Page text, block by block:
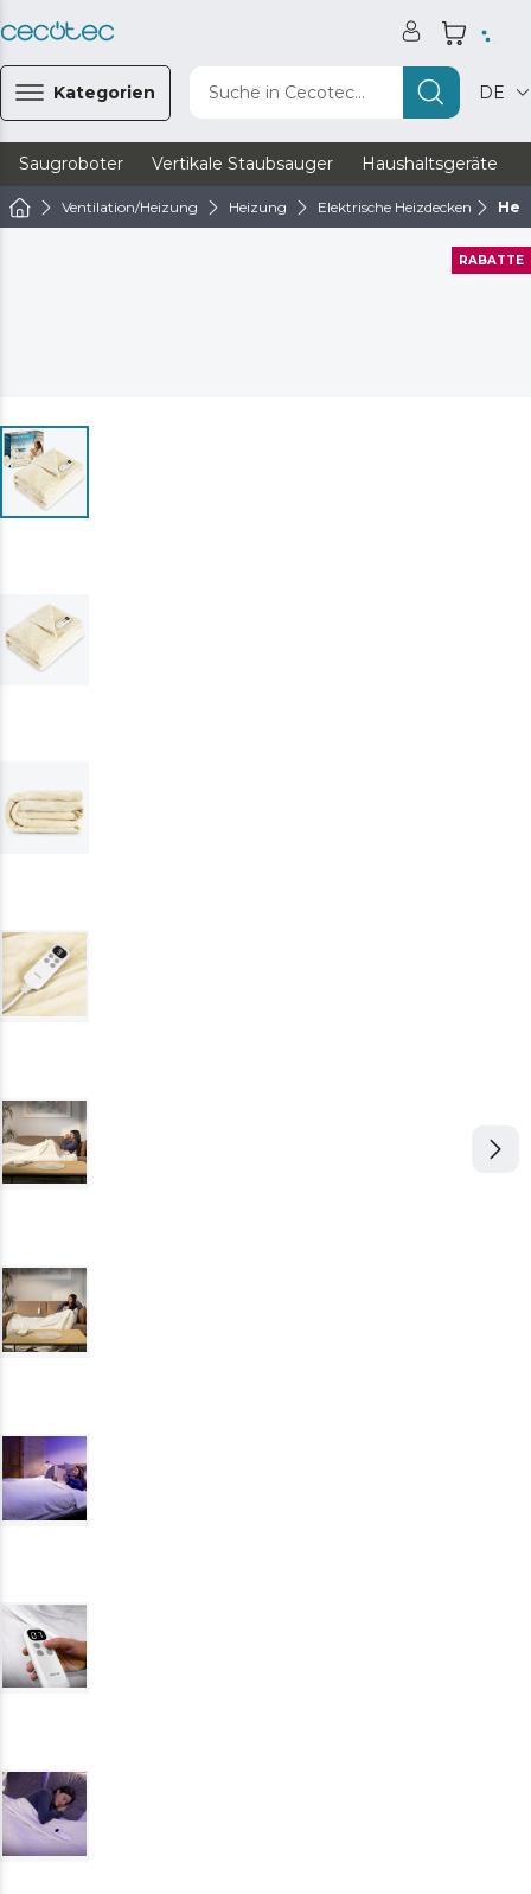
Kategorien Suche in Cecotec... DE
Saugroboter Vertikale Staubsauger Haushaltsgeräte
Ventilation/Heizung Heizung Elektrische Heizdecken
RABATTE